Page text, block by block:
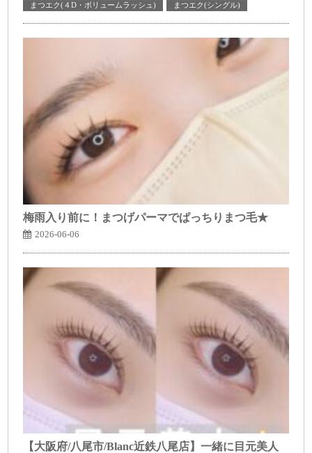
まつエク(４D・ボリュームラッシュ)
まつエク(シングル)
梅雨入り前に！まつげパーマでぱっちりまつ毛★
2026-06-06
【大阪府/八尾市/Blanc近鉄八尾店】一緒に目元美人